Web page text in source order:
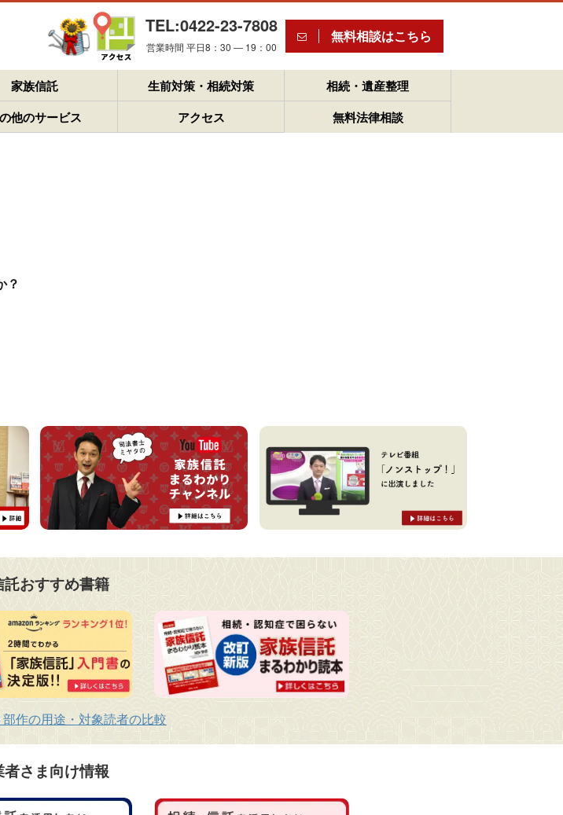
TEL:0422-23-7808
営業時間 平日8：30 ― 19：00
無料相談はこちら
家族信託 生前対策・相続対策
相続・遺産整理
他のサービス アクセス 無料法律相談
？
託おすすめ書籍
作の用途・対象読者の比較
さま向け情報